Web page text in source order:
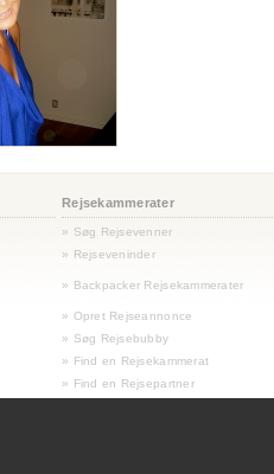
Rejsekammerater
» Søg Rejsevenner
» Rejseveninder
» Backpacker Rejsekammerater
» Opret Rejseannonce
» Søg Rejsebubby
» Find en Rejsekammerat
» Find en Rejsepartner